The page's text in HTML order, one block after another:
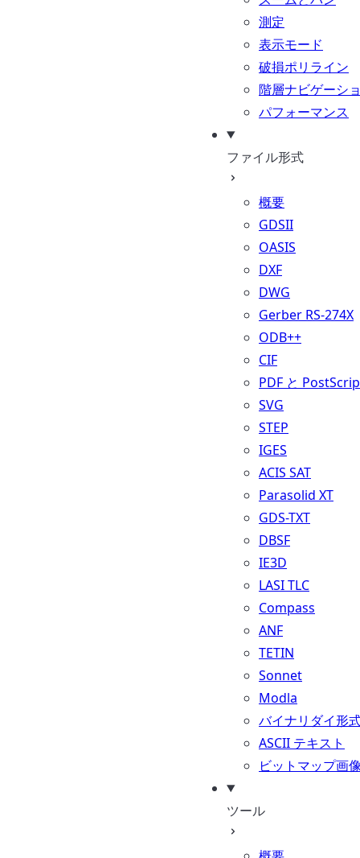
測定
表示モード
破損ポリライン
階層ナビゲーシ
パフォーマンス
ファイル形式
概要
GDSII
OASIS
DXF
DWG
Gerber RS-274X
ODB++
CIF
PDF と
SVG
STEP
IGES
ACIS SAT
Parasolid XT
GDS-TXT
DBSF
IE3D
LASI TLC
Compass
ANF
TETIN
Sonnet
Modla
バイナリダイ形
ASCII テキスト
ビットマップ画
ツール